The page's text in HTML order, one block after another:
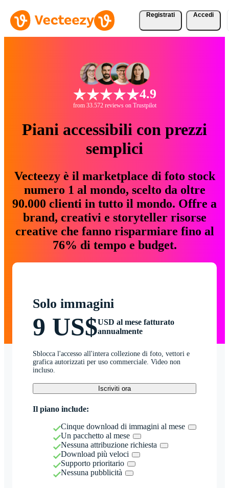
Registrati Accedi
4.9
from 33.572 reviews on Trustpilot
Piani accessibili con prezzi
semplici
Vecteezy è il marketplace di foto stock
numero 1 al mondo, scelto da oltre
90.000 clienti in tutto il mondo. Offre a
brand, creativi e storyteller risorse
creative che fanno risparmiare fino al
76% di tempo e budget.
Solo immagini
9 US$USD al mese fatturato
annualmente
Sblocca l'accesso all'intera collezione di foto, vettori e
grafica autorizzati per uso commerciale. Video non
incluso.
Iscriviti ora
Il piano include:
Cinque download di immagini al mese
Un pacchetto al mese
Nessuna attribuzione richiesta
Download più veloci
Supporto prioritario
Nessuna pubblicità